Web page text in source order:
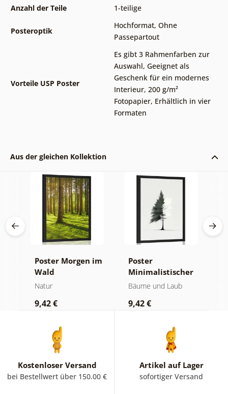
Anzahl der Teile
1-teilige
Posteroptik
Hochformat, Ohne
Passepartout
Vorteile USP Poster
Es gibt 3 Rahmenfarben zur
Auswahl, Geeignet als
Geschenk für ein modernes
Interieur, 200 g/m²
Fotopapier, Erhältlich in vier
Formaten
Aus der gleichen Kollektion
Poster Morgen im
Wald
Natur
9,42 €
Poster
Minimalistischer
Nadelbaum
Bäume und Laub
9,42 €
Kostenloser Versand
bei Bestellwert über 150.00 €
Artikel auf Lager
sofortiger Versand